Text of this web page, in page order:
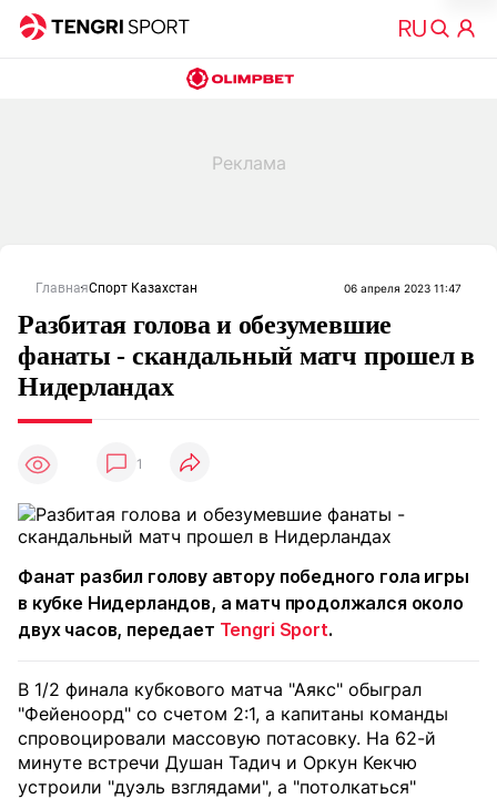
ГлавнаяСпорт Казахстан 06 апреля 2023 11:47
Разбитая голова и обезумевшие
фанаты - скандальный матч прошел в
Нидерландах
1
Фанат разбил голову автору победного гола игры
в кубке Нидерландов, а матч продолжался около
двух часов, передает Tengri Sport.
В 1/2 финала кубкового матча "Аякс" обыграл
"Фейеноорд" со счетом 2:1, а капитаны команды
спровоцировали массовую потасовку. На 62-й
минуте встречи Душан Тадич и Оркун Кекчю
устроили "дуэль взглядами", а "потолкаться"